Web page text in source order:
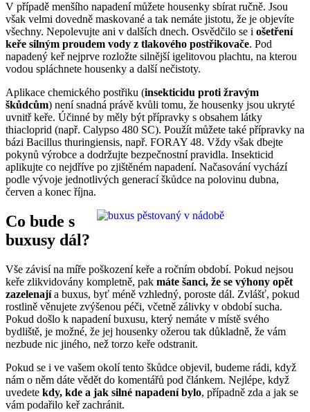
V případě menšího napadení můžete housenky sbírat ručně. Jsou
však velmi dovedně maskované a tak nemáte jistotu, že je objevíte
všechny. Nepolevujte ani v dalších dnech. Osvědčilo se i ošetření
keře silným proudem vody z tlakového postřikovače. Pod
napadený keř nejprve rozložte silnější igelitovou plachtu, na kterou
vodou spláchnete housenky a další nečistoty.
Aplikace chemického postřiku (insekticidu proti žravým
škůdcům) není snadná právě kvůli tomu, že housenky jsou ukryté
uvnitř keře. Účinné by měly být přípravky s obsahem látky
thiacloprid (např. Calypso 480 SC). Použít můžete také přípravky na
bázi Bacillus thuringiensis, např. FORAY 48. Vždy však dbejte
pokynů výrobce a dodržujte bezpečnostní pravidla. Insekticid
aplikujte co nejdříve po zjištěném napadení. Načasování vychází
podle vývoje jednotlivých generací škůdce na polovinu dubna,
červen a konec října.
Co bude s
buxusy dál?
Vše závisí na míře poškození keře a ročním období. Pokud nejsou
keře zlikvidovány kompletně, pak máte šanci, že se výhony opět
zazelenajía buxus, byť méně vzhledný, poroste dál. Zvlášť, pokud
rostlině věnujete zvýšenou péči, včetně zálivky v období sucha.
Pokud došlo k napadení buxusu, který nemáte v místě svého
bydliště, je možné, že jej housenky ožerou tak důkladně, že vám
nezbude nic jiného, než torzo keře odstranit.
Pokud se i ve vašem okolí tento škůdce objevil, budeme rádi, když
nám o něm dáte vědět do komentářů pod článkem. Nejlépe, když
uvedete kdy, kde a jak silné napadení bylo, případně zda a jak se
vám podařilo keř zachránit.